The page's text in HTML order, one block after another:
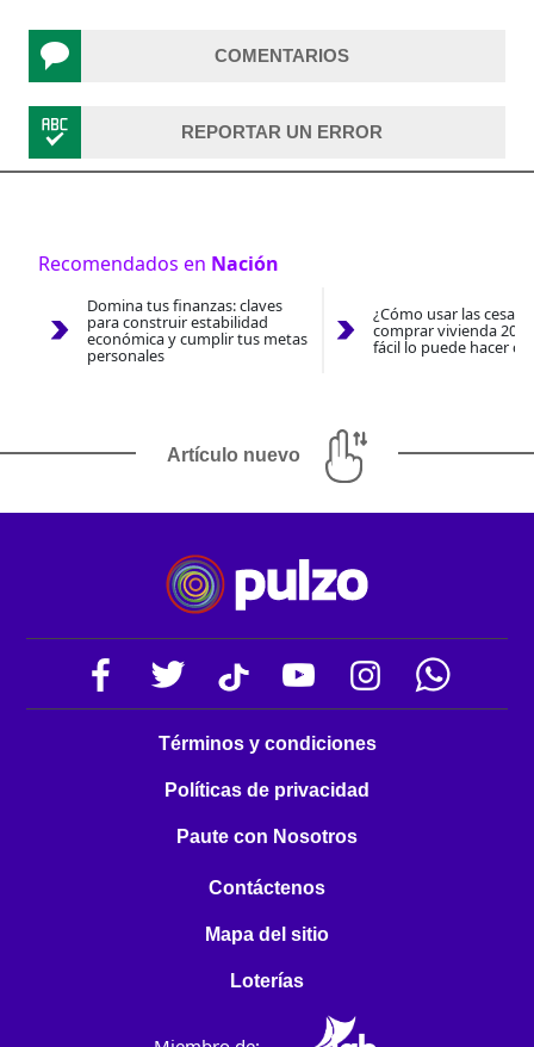
COMENTARIOS
REPORTAR UN ERROR
Recomendados en Nación
Domina tus finanzas: claves
para construir estabilidad
económica y cumplir tus metas
personales
¿Cómo usar las
comprar vivienda
fácil lo puede hacer
Artículo nuevo
Términos y condiciones
Políticas de privacidad
Paute con Nosotros
Contáctenos
Mapa del sitio
Loterías